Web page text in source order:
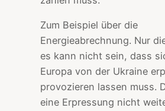
Zum Beispiel über die
Energieabrechnung. Nur
es kann nicht sein, dass
Europa von der Ukraine
provozieren lassen muss.
eine Erpressung nicht